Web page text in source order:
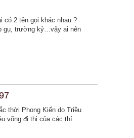
có 2 tên gọi khác nhau ?
gụ, trường kỷ…vậy ai nên
thời Phong Kiến do Triều
võng đi thi của các thí